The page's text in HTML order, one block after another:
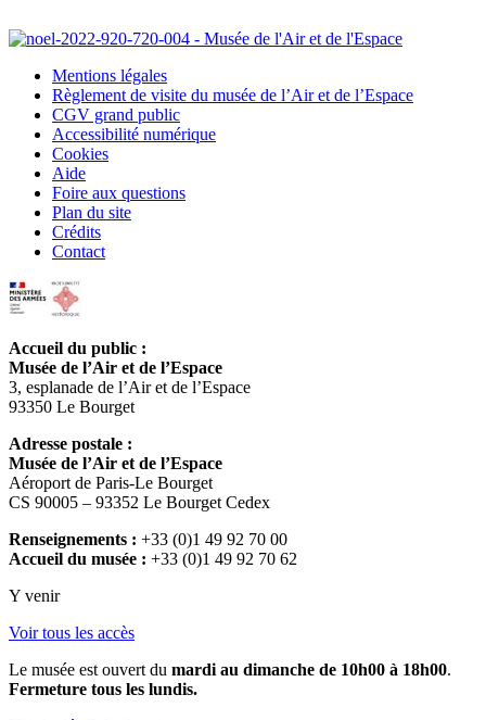
Mentions légales
Règlement de visite du musée de l’Air et de l’Espace
CGV grand public
Accessibilité numérique
Cookies
Aide
Foire aux questions
Plan du site
Crédits
Contact
Accueil du public :
Musée de l’Air et de l’Espace
3, esplanade de l’Air et de l’Espace
93350 Le Bourget
Adresse postale :
Musée de l’Air et de l’Espace
Aéroport de Paris-Le Bourget
CS 90005 – 93352 Le Bourget Cedex
Renseignements : +33 (0)1 49 92 70 00
Accueil du musée : +33 (0)1 49 92 70 62
Y venir
Voir tous les accès
Le musée est ouvert du mardi au dimanche de 10h00 à 18h00.
Fermeture tous les lundis.